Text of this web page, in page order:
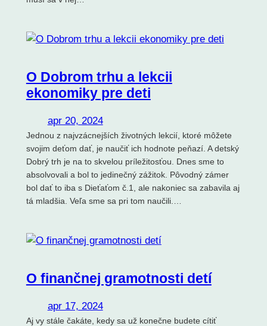
O Dobrom trhu a lekcii
ekonomiky pre deti
apr 20, 2024
Jednou z najvzácnejších životných lekcií, ktoré môžete
svojim deťom dať, je naučiť ich hodnote peňazí. A detský
Dobrý trh je na to skvelou príležitosťou. Dnes sme to
absolvovali a bol to jedinečný zážitok. Pôvodný zámer
bol dať to iba s Dieťaťom č.1, ale nakoniec sa zabavila aj
tá mladšia. Veľa sme sa pri tom naučili.…
O finančnej gramotnosti detí
apr 17, 2024
Aj vy stále čakáte, kedy sa už konečne budete cítiť